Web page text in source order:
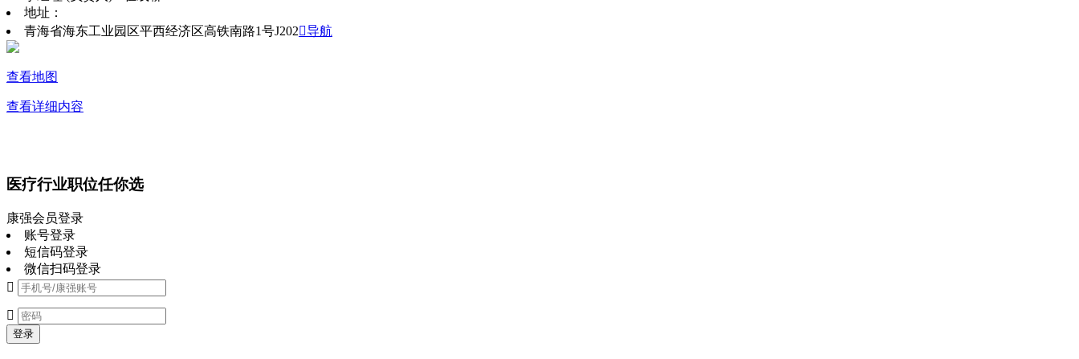
地址：
青海省海东工业园区平西经济区高铁南路1号J202导航
查看地图
查看详细内容
医疗行业职位任你选
康强会员登录
账号登录
短信码登录
微信扫码登录


登录